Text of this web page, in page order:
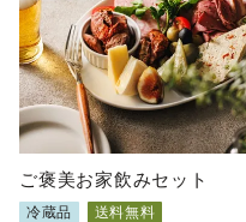
ご褒美お家飲みセット
冷蔵品 送料無料